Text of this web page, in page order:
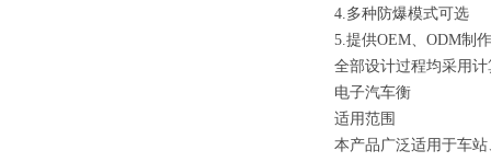
4.多种防爆模式可选
5.提供OEM、ODM制作
全部设计过程均采用
电子汽车衡
适用范围
本产品广泛适用于车